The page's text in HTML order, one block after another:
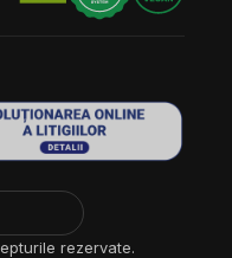
rezervate.